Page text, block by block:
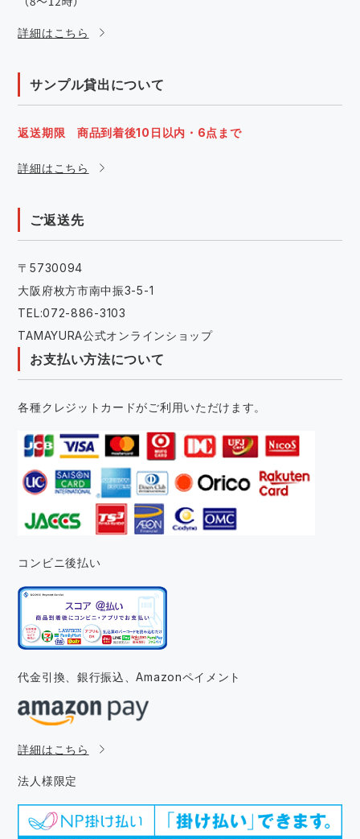
詳細はこちら
サンプル貸出について
返送期限 商品到着後10日以内・6点まで
詳細はこちら
ご返送先
〒5730094
大阪府枚方市南中振3-5-1
TEL:072-886-3103
TAMAYURA公式オンラインショップ
お支払い方法について
各種クレジットカードがご利用いただけます。
コンビニ後払い
代金引換、銀行振込、Amazonペイメント
詳細はこちら
法人様限定